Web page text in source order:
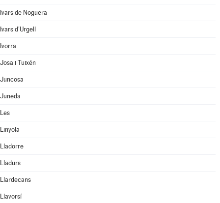
Ivars de Noguera
Ivars d'Urgell
Ivorra
Josa i Tuixén
Juncosa
Juneda
Les
Linyola
Lladorre
Lladurs
Llardecans
Llavorsí